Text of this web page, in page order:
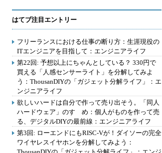
はてブ注目エントリー
フリーランスにおける仕事の断り方：生涯現役の
ITエンジニアを目指して：エンジニアライフ
第22回: 予想以上にちゃんとしている？ 330円で
買える「人感センサーライト」を分解してみよ
う：ThousanDIYの「ガジェット分解ライフ」：エ
ンジニアライフ
欲しいハードは自分で作って売り出そう。「同人
ハードウェア」のすゝめ：個人がものを作って売
る、デジタルDIYの最前線：エンジニアライフ
第3回: ローエンドにもRISC-Vが！ダイソーの完全
ワイヤレスイヤホンを分解してみよう：